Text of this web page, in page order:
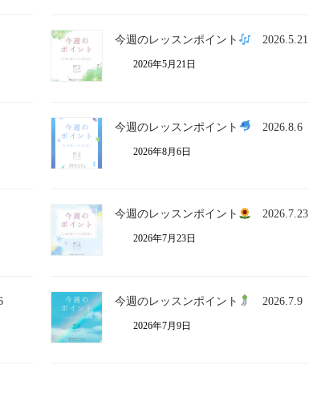
今週のレッスンポイント 2026.5.21
2026年5月21日
今週のレッスンポイント 2026.8.6
2026年8月6日
今週のレッスンポイント 2026.7.23
2026年7月23日
今週のレッスンポイント 2026.7.9
2026年7月9日